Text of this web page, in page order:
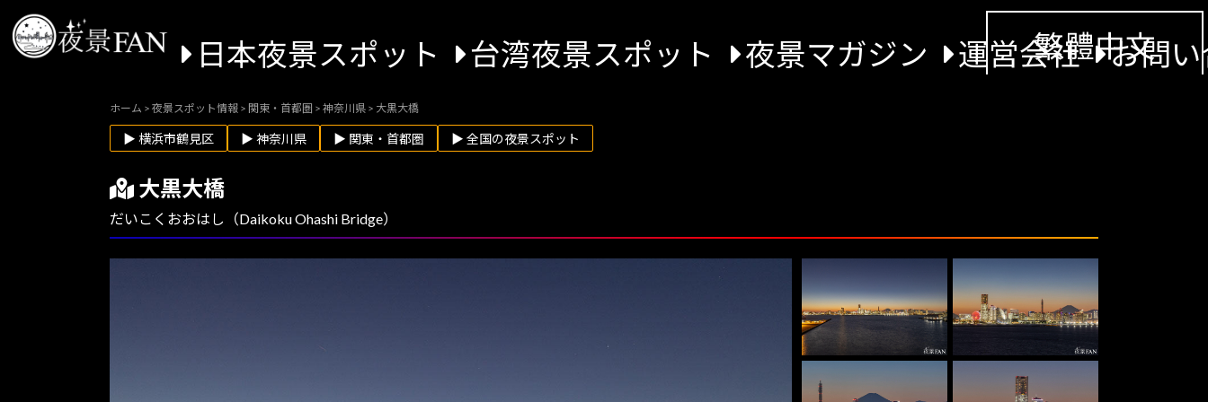
日本夜景スポット 台湾夜景スポット 夜景マガジン 運営会社 お問
繁體中文
ホーム > 夜景スポット情報 > 関東・首都圏 > 神奈川県 > 大黒大橋
▶ 横浜市鶴見区 ▶ 神奈川県 ▶ 関東・首都圏 ▶ 全国の夜景スポット
大黒大橋
だいこくおおはし（Daikoku Ohashi Bridge）